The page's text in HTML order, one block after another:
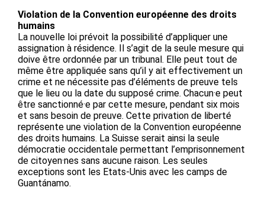
Violation de la Convention européenne des droits
humains
La nouvelle loi prévoit la possibilité d’appliquer une
assignation à résidence. Il s’agit de la seule mesure qui
doive être ordonnée par un tribunal. Elle peut tout de
même être appliquée sans qu’il y ait effectivement un
crime et ne nécessite pas d’éléments de preuve tels
que le lieu ou la date du supposé crime. Chacun·e peut
être sanctionné·e par cette mesure, pendant six mois
et sans besoin de preuve. Cette privation de liberté
représente une violation de la Convention européenne
des droits humains. La Suisse serait ainsi la seule
démocratie occidentale permettant l’emprisonnement
de citoyen·nes sans aucune raison. Les seules
exceptions sont les Etats-Unis avec les camps de
Guantánamo.